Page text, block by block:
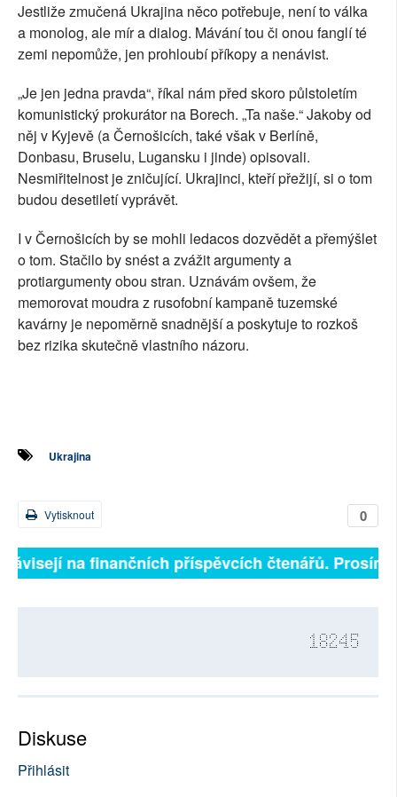
Jestliže zmučená Ukrajina něco potřebuje, není to válka
a monolog, ale mír a dialog. Mávání tou či onou fanglí té
zemi nepomůže, jen prohloubí příkopy a nenávist.
„Je jen jedna pravda“, říkal nám před skoro půlstoletím
komunistický prokurátor na Borech. „Ta naše.“ Jakoby od
něj v Kyjevě (a Černošicích, také však v Berlíně,
Donbasu, Bruselu, Lugansku i jinde) opisovali.
Nesmiřitelnost je zničující. Ukrajinci, kteří přežijí, si o tom
budou desetiletí vyprávět.
I v Černošicích by se mohli ledacos dozvědět a přemýšlet
o tom. Stačilo by snést a zvážit argumenty a
protiargumenty obou stran. Uznávám ovšem, že
memorovat moudra z rusofobní kampaně tuzemské
kavárny je nepoměrně snadnější a poskytuje to rozkoš
bez rizika skutečně vlastního názoru.
Ukrajina
0
Vytisknout
na finančních příspěvcích čtenářů.
18245
Diskuse
Přihlásit